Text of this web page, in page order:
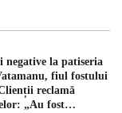
negative la patiseria
fiul fostului
reclamă
„Au fost